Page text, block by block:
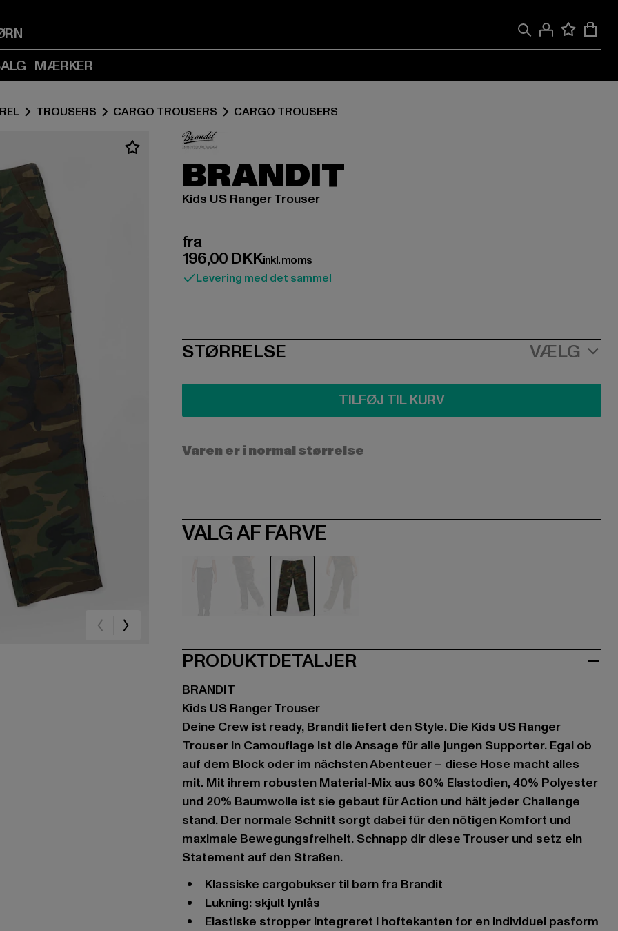
Indhold
på
Sidefod
på
MÆRKER
TROUSERS CARGO TROUSERS CARGO TROUSERS
BRANDIT
Kids US Ranger Trouser
fra
196,00 DKK
Nuværende pris: Fra 196,00 DKK
inkl. moms
Levering med det samme!
SIZE
STØRRELSE VÆLG
TILFØJ TIL KURV
Varen er i normal størrelse
VALG AF FARVE
PRODUKTDETALJER
BRANDIT
Kids US Ranger Trouser
Deine Crew ist ready, Brandit liefert den Style. Die Kids US Ranger
Trouser in Camouflage ist die Ansage für alle jungen Supporter. Egal ob
auf dem Block oder im nächsten Abenteuer – diese Hose macht alles
mit. Mit ihrem robusten Material-Mix aus 60% Elastodien, 40% Polyester
und 20% Baumwolle ist sie gebaut für Action und hält jeder Challenge
stand. Der normale Schnitt sorgt dabei für den nötigen Komfort und
maximale Bewegungsfreiheit. Schnapp dir diese Trouser und setz ein
Statement auf den Straßen.
Klassiske cargobukser til børn fra Brandit
Lukning: skjult lynlås
Elastiske stropper integreret i hoftekanten for en individuel pasform